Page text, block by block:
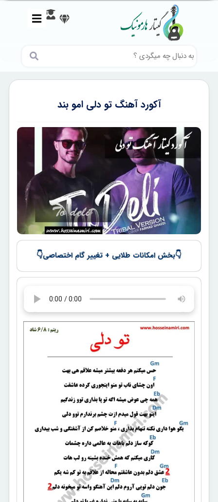
آکورد آهنگ تو دلی امو بند
👇بخش امکانات طلایی + تغییر گام اختصاصی👇